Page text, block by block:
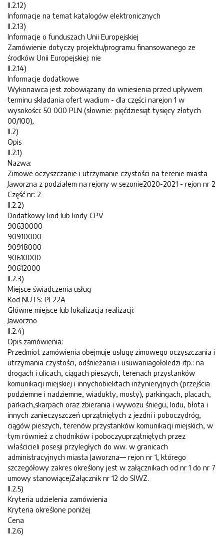
II.2.12)
Informacje na temat katalogów elektronicznych
II.2.13)
Informacje o funduszach Unii Europejskiej
Zamówienie dotyczy projektu/programu finansowanego ze
środków Unii Europejskiej: nie
II.2.14)
Informacje dodatkowe
Wykonawca jest zobowiązany do wniesienia przed upływem
terminu składania ofert wadium - dla części narejon 1 w
wysokości: 50 000 PLN (słownie: pięćdziesiąt tysięcy złotych
00/100),
II.2)
Opis
II.2.1)
Nazwa:
Zimowe oczyszczanie i utrzymanie czystości na terenie miasta
Jaworzna z podziałem na rejony w sezonie2020-2021 - rejon nr 2
Część nr: 2
II.2.2)
Dodatkowy kod lub kody CPV
90630000
90910000
90918000
90610000
90612000
II.2.3)
Miejsce świadczenia usług
Kod NUTS: PL22A
Główne miejsce lub lokalizacja realizacji:
Jaworzno
II.2.4)
Opis zamówienia:
Przedmiot zamówienia obejmuje usługę zimowego oczyszczania i
utrzymania czystości, odśnieżania i usuwaniagołoledzi itp.: na
drogach i ulicach, ciągach pieszych, terenach przystanków
komunikacji miejskiej i innychobiektach inżynieryjnych (przejścia
podziemne i nadziemne, wiadukty, mosty), parkingach, placach,
parkach,skarpach oraz zbierania i wywozu śniegu, lodu, błota i
innych zanieczyszczeń uprzątniętych z jezdni i poboczydróg,
ciągów pieszych, terenów przystanków komunikacji miejskich, w
tym również z chodników i poboczyuprzątniętych przez
właścicieli posesji przyległych do ww. w granicach
administracyjnych miasta Jaworzna— rejon nr 1, którego
szczegółowy zakres określony jest w załącznikach od nr 1 do nr 7
umowy stanowiącejZałącznik nr 12 do SIWZ.
II.2.5)
Kryteria udzielenia zamówienia
Kryteria określone poniżej
Cena
II.2.6)